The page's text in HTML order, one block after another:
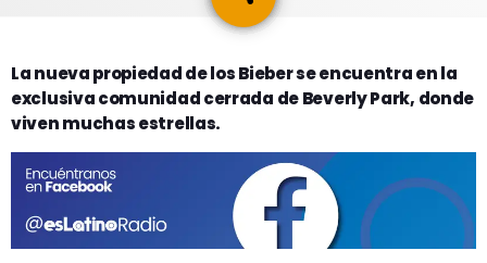
ACTUALIDAD
ESPECTÁCULOS
MÚSICA
ENTRETENIMIENTO
PROGRAMACIÓN
RADIO SPLENDID
La nueva propiedad de los Bieber se encuentra en la
exclusiva comunidad cerrada de Beverly Park, donde
viven muchas estrellas.